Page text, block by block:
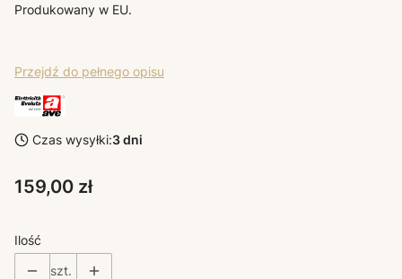
Produkowany w EU.
Przejdź do pełnego opisu
Czas wysyłki:3 dni
Cena
159,00 zł
Ilość
szt.